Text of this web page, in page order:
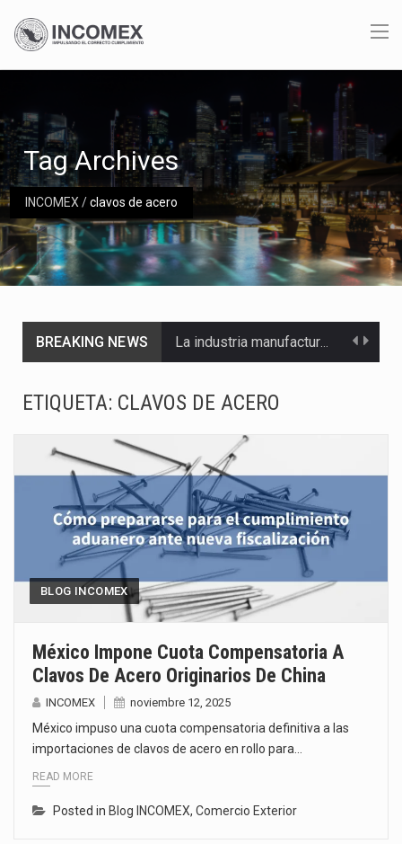
INCOMEX/clavos de acero
Tag Archives
BREAKING NEWS La industria manufacturera de exportación afiliada a Index en Nuevo León ha alcanzado hasta 10%…
El Gobierno de Estados Unidos ha procesado la devolución de aproximadamente 100,000 millones de dólares…
El mercado laboral mexicano muestra un proceso de precarización sin señales de mejora, según el…
La Cámara Minera de México (Camimex) proyecta una inversión total de 6,402.2 millones de dólares…
La reforma que reduce la jornada laboral a 40 horas semanales omitió precisar su aplicación…
ETIQUETA: CLAVOS DE ACERO
BLOG INCOMEX
México Impone Cuota Compensatoria A
Clavos De Acero Originarios De China
INCOMEX noviembre 12, 2025
México impuso una cuota compensatoria definitiva a las
importaciones de clavos de acero en rollo para…
READ MORE
Posted in Blog INCOMEX, Comercio Exterior